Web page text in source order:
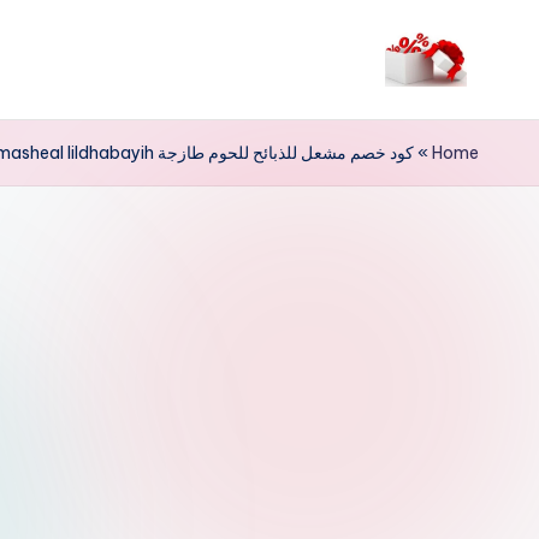
م
ر
Home
»كود خصم مشعل للذبائح للحوم طازجة masheal lildhabayih